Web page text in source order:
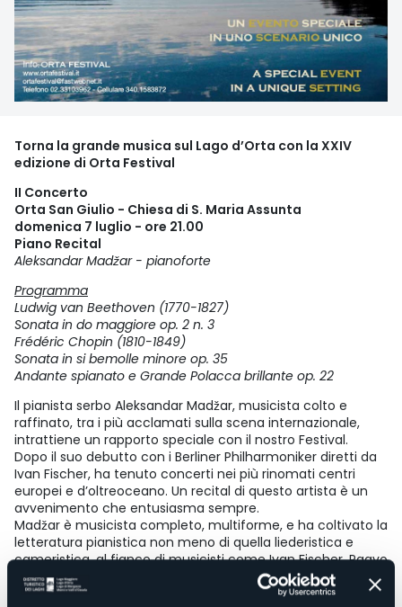
Torna la grande musica sul Lago d’Orta con la XXIV
edizione di Orta Festival
II Concerto
Orta San Giulio - Chiesa di S. Maria Assunta
domenica 7 luglio - ore 21.00
Piano Recital
Aleksandar Madžar - pianoforte
Programma
Ludwig van Beethoven (1770-1827)
Sonata in do maggiore op. 2 n. 3
Frédéric Chopin (1810-1849)
Sonata in si bemolle minore op. 35
Andante spianato e Grande Polacca brillante op. 22
Il pianista serbo Aleksandar Madžar, musicista colto e
raffinato, tra i più acclamati sulla scena internazionale,
intrattiene un rapporto speciale con il nostro Festival.
Dopo il suo debutto con i Berliner Philharmoniker diretti da
Ivan Fischer, ha tenuto concerti nei più rinomati centri
europei e d’oltreoceano. Un recital di questo artista è un
avvenimento che entusiasma sempre.
Madžar è musicista completo, multiforme, e ha coltivato la
letteratura pianistica non meno di quella liederistica e
cameristica, al fianco di musicisti come Ivan Fischer, Paavo
Järvi, André Previn, Ilya Gringolts, Vilde Frang, Juliane Banse.
Il programma di questo concerto si apre con una delle 32